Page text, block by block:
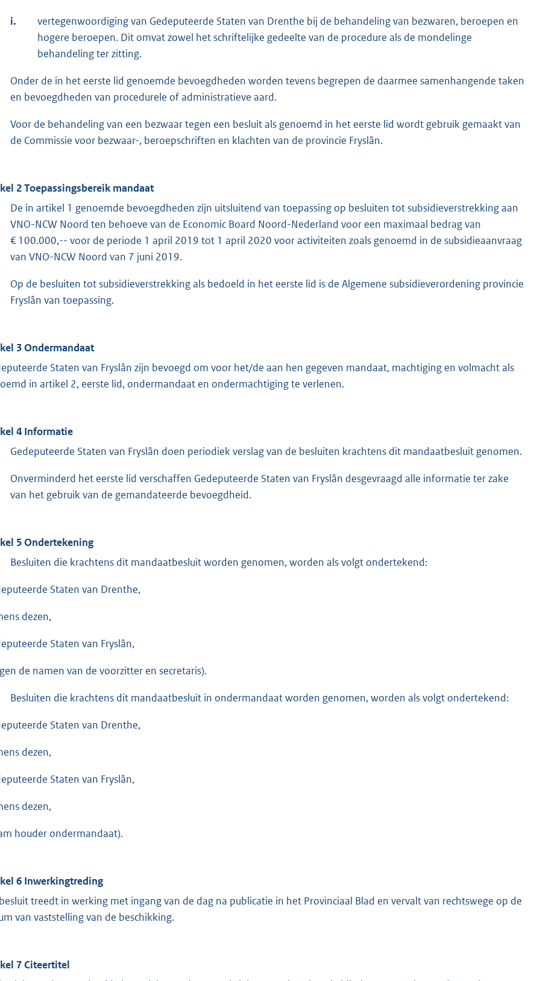
i.
vertegenwoordiging van Gedeputeerde Staten van Drenthe bij de behandeling van bezwaren, beroepen en
hogere beroepen. Dit omvat zowel het schriftelijke gedeelte van de procedure als de mondelinge
behandeling ter zitting.
Onder de in het eerste lid genoemde bevoegdheden worden tevens begrepen de daarmee samenhangende taken
en bevoegdheden van procedurele of administratieve aard.
Voor de behandeling van een bezwaar tegen een besluit als genoemd in het eerste lid wordt gebruik gemaakt van
de Commissie voor bezwaar-, beroepschriften en klachten van de provincie Fryslân.
2 Toepassingsbereik mandaat
De in artikel 1 genoemde bevoegdheden zijn uitsluitend van toepassing op besluiten tot subsidieverstrekking aan
VNO-NCW Noord ten behoeve van de Economic Board Noord-Nederland voor een maximaal bedrag van
€ 100.000,-- voor de periode 1 april 2019 tot 1 april 2020 voor activiteiten zoals genoemd in de subsidieaanvraag
van VNO-NCW Noord van 7 juni 2019.
Op de besluiten tot subsidieverstrekking als bedoeld in het eerste lid is de Algemene subsidieverordening provincie
Fryslân van toepassing.
3 Ondermandaat
Staten van Fryslân zijn bevoegd om voor het/de aan hen gegeven mandaat, machtiging en volmacht als
in artikel 2, eerste lid, ondermandaat en ondermachtiging te verlenen.
4 Informatie
Gedeputeerde Staten van Fryslân doen periodiek verslag van de besluiten krachtens dit mandaatbesluit genomen.
Onverminderd het eerste lid verschaffen Gedeputeerde Staten van Fryslân desgevraagd alle informatie ter zake
van het gebruik van de gemandateerde bevoegdheid.
5 Ondertekening
Besluiten die krachtens dit mandaatbesluit worden genomen, worden als volgt ondertekend:
Staten van Drenthe,
dezen,
Staten van Fryslân,
de namen van de voorzitter en secretaris).
Besluiten die krachtens dit mandaatbesluit in ondermandaat worden genomen, worden als volgt ondertekend:
Staten van Drenthe,
dezen,
Staten van Fryslân,
dezen,
houder ondermandaat).
6 Inwerkingtreding
treedt in werking met ingang van de dag na publicatie in het Provinciaal Blad en vervalt van rechtswege op de
van vaststelling van de beschikking.
7 Citeertitel